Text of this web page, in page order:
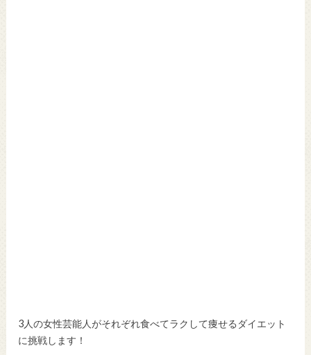
3人の女性芸能人がそれぞれ食べてラクして痩せるダイエット
に挑戦します！